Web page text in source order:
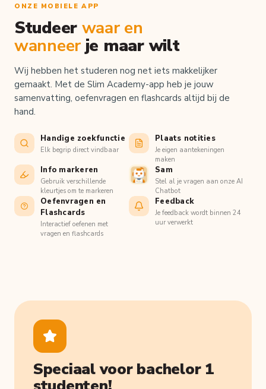
ONZE MOBIELE APP
Studeer waar en
wanneerje maar wilt
Wij hebben het studeren nog net iets makkelijker
gemaakt. Met de Slim Academy-app heb je jouw
samenvatting, oefenvragen en flashcards altijd bij de
hand.
Handige zoekfunctie
Elk begrip direct vindbaar
Plaats notities
Je eigen aantekeningen
maken
Info markeren
Gebruik verschillende
kleurtjes om te markeren
Sam
Stel al je vragen aan onze AI
Chatbot
Oefenvragen en
Flashcards
Interactief oefenen met
vragen en flashcards
Feedback
Je feedback wordt binnen 24
uur verwerkt
Speciaal voor bachelor 1